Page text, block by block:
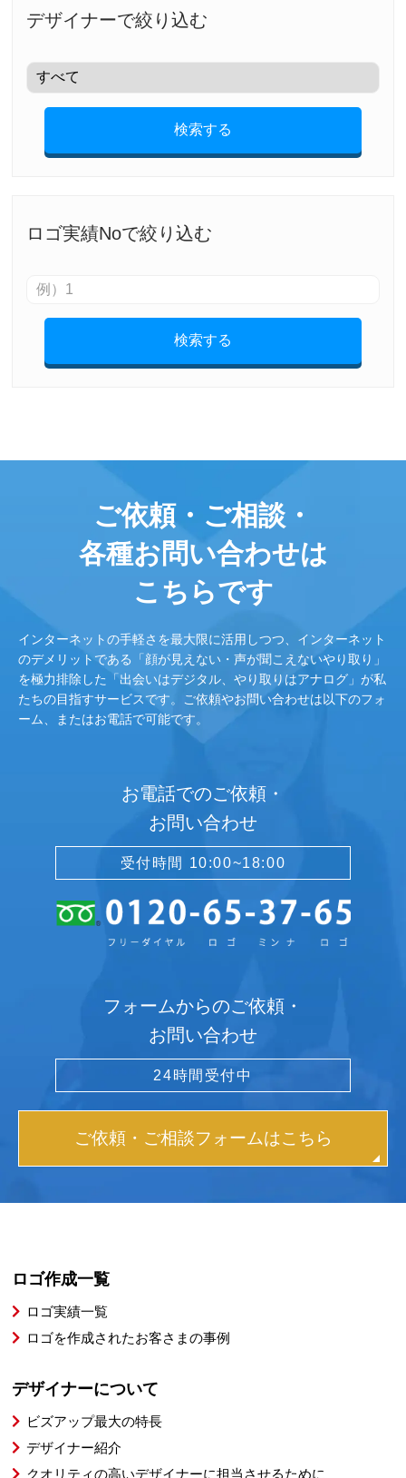
デザイナーで絞り込む
検索する
ロゴ実績Noで絞り込む
検索する
ご依頼・ご相談・
各種お問い合わせは
こちらです
インターネットの手軽さを最大限に活用しつつ、インターネット
のデメリットである「顔が見えない・声が聞こえないやり取り」
を極力排除した「出会いはデジタル、やり取りはアナログ」が私
たちの目指すサービスです。ご依頼やお問い合わせは以下のフォ
ーム、またはお電話で可能です。
お電話でのご依頼・
お問い合わせ
受付時間 10:00~18:00
フォームからのご依頼・
お問い合わせ
24時間受付中
ご依頼・ご相談フォームはこちら
ロゴ作成一覧
ロゴ実績一覧
ロゴを作成されたお客さまの事例
デザイナーについて
ビズアップ最大の特長
デザイナー紹介
クオリティの高いデザイナーに担当させるために